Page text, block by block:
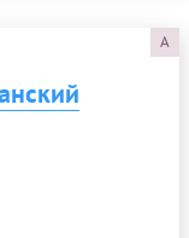
A